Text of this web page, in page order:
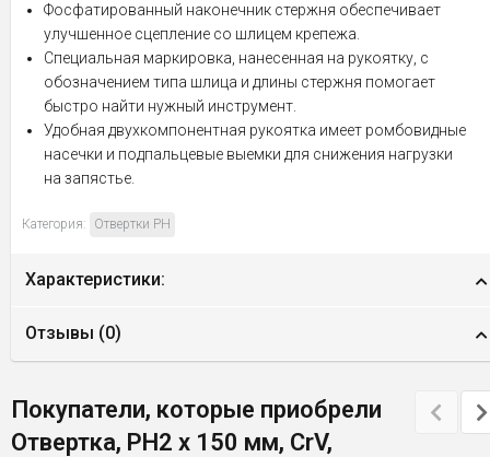
Фосфатированный наконечник стержня обеспечивает
улучшенное сцепление со шлицем крепежа.
Специальная маркировка, нанесенная на рукоятку, с
обозначением типа шлица и длины стержня помогает
быстро найти нужный инструмент.
Удобная двухкомпонентная рукоятка имеет ромбовидные
насечки и подпальцевые выемки для снижения нагрузки
на запястье.
Категория: Отвертки PH
Характеристики:
Отзывы (0)
Покупатели, которые приобрели
Отвертка, PH2 х 150 мм, CrV,